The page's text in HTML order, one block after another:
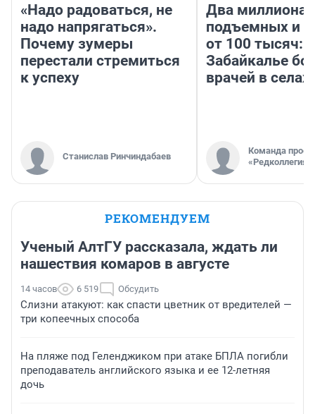
«Надо радоваться, не
надо напрягаться».
Почему зумеры
перестали стремиться
к успеху
Станислав Ринчиндабаев
Два миллиона
подъемных и
от 100 тысяч:
Забайкалье
врачей в селах
Команда
«Редколлегия»
РЕКОМЕНДУЕМ
Ученый АлтГУ рассказала, ждать ли
нашествия комаров в августе
14 часов 6 519 Обсудить
Слизни атакуют: как спасти цветник от вредителей —
три копеечных способа
На пляже под Геленджиком при атаке БПЛА погибли
преподаватель английского языка и ее 12-летняя
дочь